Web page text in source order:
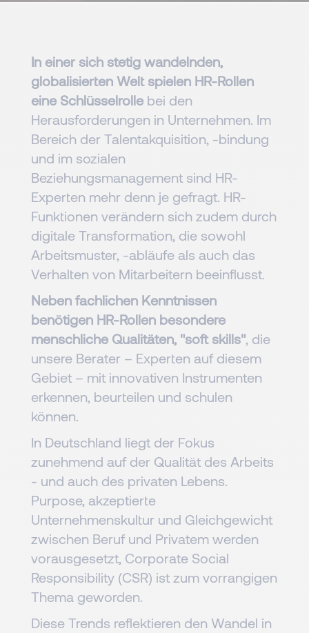
In einer sich stetig wandelnden,
globalisierten Welt spielen HR-Rollen
eine Schlüsselrolle bei den
Herausforderungen in Unternehmen. Im
Bereich der Talentakquisition, -bindung
und im sozialen
Beziehungsmanagement sind HR-
Experten mehr denn je gefragt. HR-
Funktionen verändern sich zudem durch
digitale Transformation, die sowohl
Arbeitsmuster, -abläufe als auch das
Verhalten von Mitarbeitern beeinflusst.
Neben fachlichen Kenntnissen
benötigen HR-Rollen besondere
menschliche Qualitäten, "soft skills", die
unsere Berater – Experten auf diesem
Gebiet – mit innovativen Instrumenten
erkennen, beurteilen und schulen
können.
In Deutschland liegt der Fokus
zunehmend auf der Qualität des Arbeits
- und auch des privaten Lebens.
Purpose, akzeptierte
Unternehmenskultur und Gleichgewicht
zwischen Beruf und Privatem werden
vorausgesetzt, Corporate Social
Responsibility (CSR) ist zum vorrangigen
Thema geworden.
Diese Trends reflektieren den Wandel in